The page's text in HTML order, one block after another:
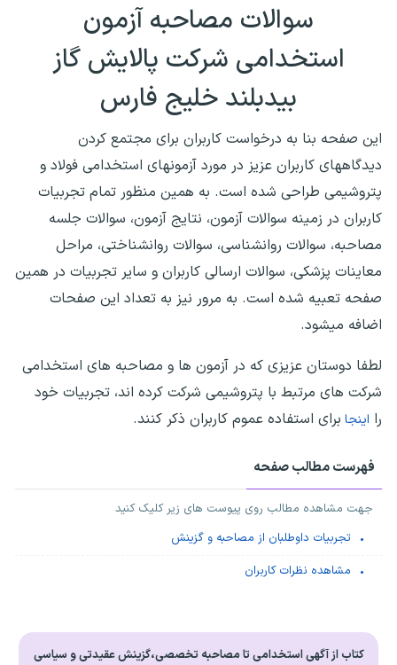
سوالات مصاحبه آزمون
استخدامی شرکت پالایش گاز
بیدبلند خلیج فارس
این صفحه بنا به درخواست کاربران برای مجتمع کردن
دیدگاههای کاربران عزیز در مورد آزمونهای استخدامی فولاد و
پتروشیمی طراحی شده است. به همین منظور تمام تجربیات
کاربران در زمینه سوالات آزمون، نتایج آزمون، سوالات جلسه
مصاحبه، سوالات روانشناسی، سوالات روانشناختی، مراحل
معاینات پزشکی، سوالات ارسالی کاربران و سایر تجربیات در همین
صفحه تعبیه شده است. به مرور نیز به تعداد این صفحات
اضافه میشود.
لطفا دوستان عزیزی که در آزمون ها و مصاحبه های استخدامی
شرکت های مرتبط با پتروشیمی شرکت کرده اند، تجربیات خود
را اینجا برای استفاده عموم کاربران ذکر کنند.
فهرست مطالب صفحه
جهت مشاهده مطالب روی پیوست های زیر کلیک کنید
تجربیات داوطلبان از مصاحبه و گزینش
مشاهده نظرات کاربران
کتاب از آگهی استخدامی تا مصاحبه تخصصی،گزینش عقیدتی و سیاسی